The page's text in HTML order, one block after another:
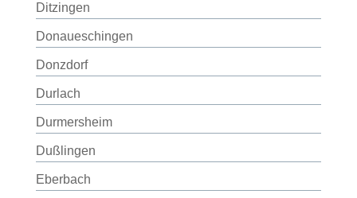
Ditzingen
Donaueschingen
Donzdorf
Durlach
Durmersheim
Dußlingen
Eberbach